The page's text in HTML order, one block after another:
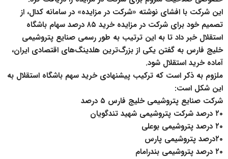
این شرکت با افشای نوشته «شرکت در مزایده» در سامانه کدال، از
تصمیم خود برای شرکت در مزایده خرید ۸۵ درصد سهام باشگاه
استقلال خبر داد تا به این ترتیب به طور رسمی صنایع پتروشیمی
خلیج فارس به گفتن یکی از بزرگ‌ترین هلدینگ‌های اقتصادی ایران،
آماده خرید استقلال شود.
ملزوم به ذکر است که ترکیب پیشنهادی خرید سهم باشگاه استقلال به
این شکل است:
شرکت صنایع پتروشیمی خلیج فارس ۵ درصد
۲۰ درصد شرکت پتروشیمی شهید تندگویان
۲۰ درصد پتروشیمی بوعلی
۲۰درصد پتروشیمی پارس
۲۰ درصد پتروشیمی بندرامام